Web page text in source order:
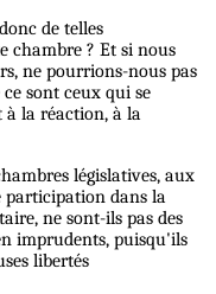
de telles
chambre ? Et si nous
ne pourrions-nous pas
sont ceux qui se
à la réaction, à la
législatives, aux
participation dans la
ne sont-ils pas des
imprudents, puisqu'ils
libertés